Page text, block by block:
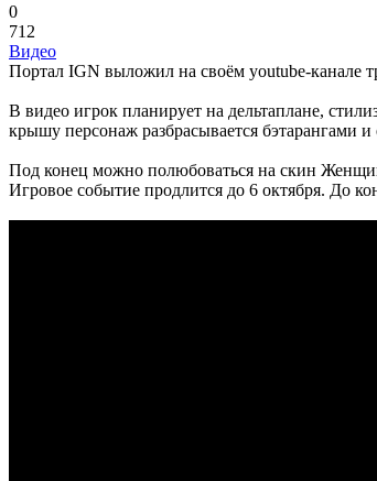
0
712
Видео
Портал IGN выложил на своём youtube-канале
В видео игрок планирует на дельтаплане,
крышу персонаж разбрасывается бэтарангами
Под конец можно полюбоваться на скин
Игровое событие продлится до 6 октября. До